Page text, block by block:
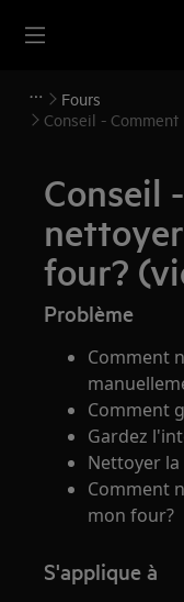
Fours
Conseil -
Conseil
four?
Problème
Comment
Comment
Gardez
Nettoyer
Comment
mon four?
S'applique à